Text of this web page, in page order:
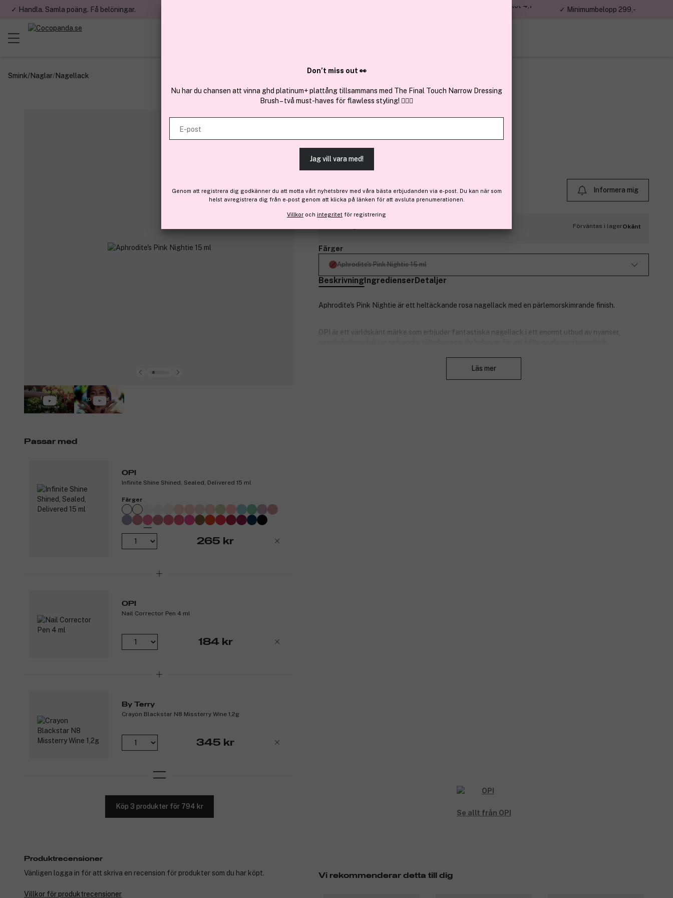
✓ Handla. Samla poäng. Få belöningar.
✓ Över 1,5 miljon kunder – Trustpilot 4,7
✓ Minimumbelopp 299,-
Smink/Naglar/Nagellack
Aphrodite's Pink Nightie 15 ml
Slut i lager
Informera mig
Förväntas i lagerOkänt
Färger
Aphrodite's Pink Nightie 15 ml
BeskrivningIngredienserDetaljer
Aphrodite's Pink Nightie är ett heltäckande rosa nagellack med en pärlemorskimrande finish.
OPI är ett världskänt märke som erbjuder fantastiska nagellack i ett enormt utbud av nyanser,
Läs mer
Passar med
OPI
Infinite Shine Shined, Sealed, Delivered 15 ml
Färger
265 kr
OPI
Nail Corrector Pen 4 ml
184 kr
By Terry
Crayon Blackstar N8 Missterry Wine 1,2g
345 kr
Köp 3 produkter för 794 kr
Se allt från OPI
Vi rekommenderar detta till dig
Produktrecensioner
Vänligen logga in för att skriva en recension för produkter som du har köpt.
Villkor för produktrecensioner
Don’t miss out 👀
Nu har du chansen att vinna ghd platinum+ plattång tillsammans med The Final Touch Narrow Dressing
Brush – två must-haves för flawless styling! 💇‍♀️✨
E-post
Jag vill vara med!
Genom att registrera dig godkänner du att motta vårt nyhetsbrev med våra bästa erbjudanden via e-post. Du kan när som
helst avregistrera dig från e-post genom att klicka på länken för att avsluta prenumerationen.
Villkor och integritet för registrering